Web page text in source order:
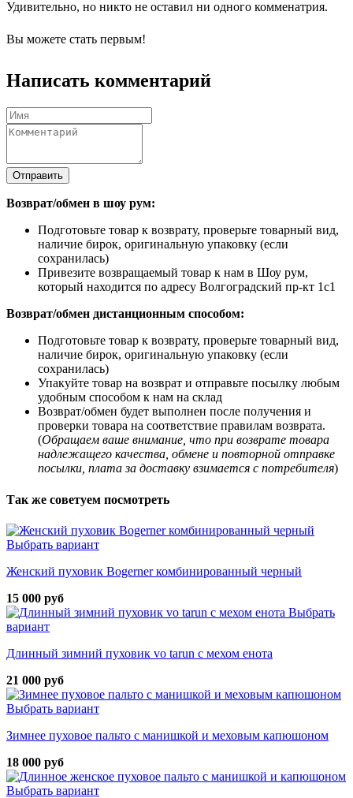
Удивительно, но никто не оставил ни одного комменатрия.
Вы можете стать первым!
Написать комментарий
Отправить
Возврат/обмен в шоу рум:
Подготовьте товар к возврату, проверьте товарный вид,
наличие бирок, оригинальную упаковку (если
сохранилась)
Привезите возвращаемый товар к нам в Шоу рум,
который находится по адресу Волгоградский пр-кт 1с1
Возврат/обмен дистанционным способом:
Подготовьте товар к возврату, проверьте товарный вид,
наличие бирок, оригинальную упаковку (если
сохранилась)
Упакуйте товар на возврат и отправьте посылку любым
удобным способом к нам на склад
Возврат/обмен будет выполнен после получения и
проверки товара на соответствие правилам возврата.
(Обращаем ваше внимание, что при возврате товара
надлежащего качества, обмене и повторной отправке
посылки, плата за доставку взимается с потребителя)
Так же советуем посмотреть
Выбрать вариант
Женский пуховик Bogerner комбинированный черный
15 000 руб
Выбрать
вариант
Длинный зимний пуховик vo tarun с мехом енота
21 000 руб
Выбрать вариант
Зимнее пуховое пальто с манишкой и меховым капюшоном
18 000 руб
Выбрать вариант